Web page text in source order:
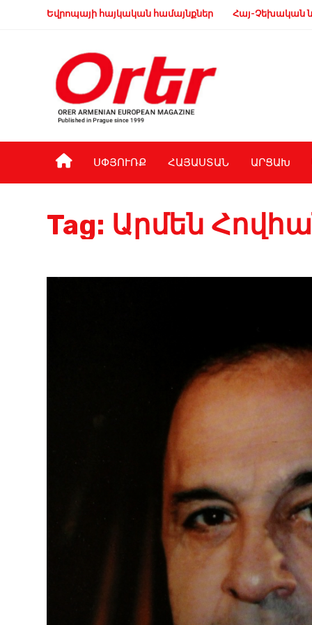
Եվրոպայի հայկական համայնքներ Հայ-Չեխական
ՍՓՅՈՒՌՔ ՀԱՅԱՍՏԱՆ ԱՐՑԱԽ
Tag: Արմեն